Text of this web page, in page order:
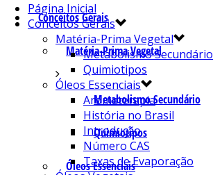
Conceitos Gerais
Matéria-Prima Vegetal
Metabolismo Secundário
Quimiotipos
Óleos Essenciais
Página Inicial
Conceitos Gerais
Matéria-Prima Vegetal
Metabolismo Secundário
Quimiotipos
Óleos Essenciais
Aromaterapia
História no Brasil
Introdução
Número CAS
Taxas de Evaporação